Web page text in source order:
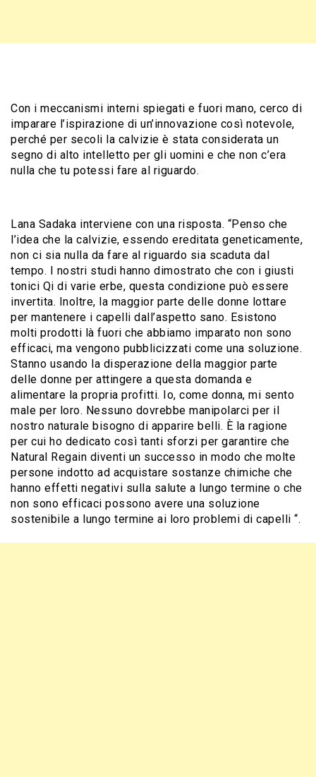
Con i meccanismi interni spiegati e fuori mano, cerco di
imparare l’ispirazione di un’innovazione così notevole,
perché per secoli la calvizie è stata considerata un
segno di alto intelletto per gli uomini e che non c’era
nulla che tu potessi fare al riguardo.
Lana Sadaka interviene con una risposta. “Penso che
l’idea che la calvizie, essendo ereditata geneticamente,
non ci sia nulla da fare al riguardo sia scaduta dal
tempo. I nostri studi hanno dimostrato che con i giusti
tonici Qi di varie erbe, questa condizione può essere
invertita. Inoltre, la maggior parte delle donne lottare
per mantenere i capelli dall’aspetto sano. Esistono
molti prodotti là fuori che abbiamo imparato non sono
efficaci, ma vengono pubblicizzati come una soluzione.
Stanno usando la disperazione della maggior parte
delle donne per attingere a questa domanda e
alimentare la propria profitti. Io, come donna, mi sento
male per loro. Nessuno dovrebbe manipolarci per il
nostro naturale bisogno di apparire belli. È la ragione
per cui ho dedicato così tanti sforzi per garantire che
Natural Regain diventi un successo in modo che molte
persone indotto ad acquistare sostanze chimiche che
hanno effetti negativi sulla salute a lungo termine o che
non sono efficaci possono avere una soluzione
sostenibile a lungo termine ai loro problemi di capelli “.